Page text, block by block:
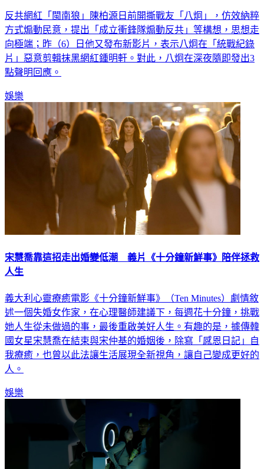
反共網紅「閩南狼」陳柏源日前開撕戰友「八炯」，仿效納粹
方式煽動民意，提出「成立衝鋒隊煽動反共」等構想，思想走
向極端；昨（6）日他又發布新影片，表示八炯在「統戰紀錄
片」惡意剪輯抹黑網紅鍾明軒。對此，八炯在深夜隨即發出3
點聲明回應。
娛樂
宋慧喬靠這招走出婚變低潮 義片《十分鐘新鮮事》陪伴拯救
人生
義大利心靈療癒電影《十分鐘新鮮事》（Ten Minutes）劇情敘
述一個失婚女作家，在心理醫師建議下，每週花十分鐘，挑戰
她人生從未做過的事，最後重啟美好人生。有趣的是，據傳韓
國女星宋慧喬在結束與宋仲基的婚姻後，除寫「感恩日記」自
我療癒，也曾以此法讓生活展現全新視角，讓自己變成更好的
人。
娛樂